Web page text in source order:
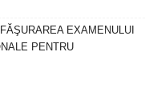
EXAMENULUI
PENTRU